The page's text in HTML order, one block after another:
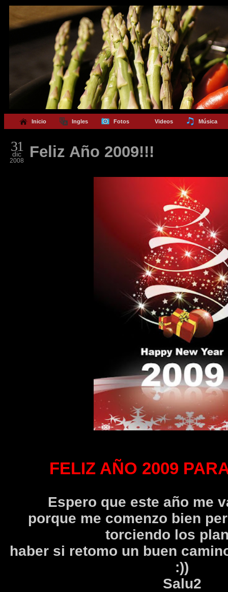
Inicio Ingles Fotos Videos Música
31
dic
2008 Feliz Año 2009!!!
FELIZ AÑO 2009
Espero que este año me
porque me comenzo bien
torciendo los
haber si retomo un buen
:))
Salu2